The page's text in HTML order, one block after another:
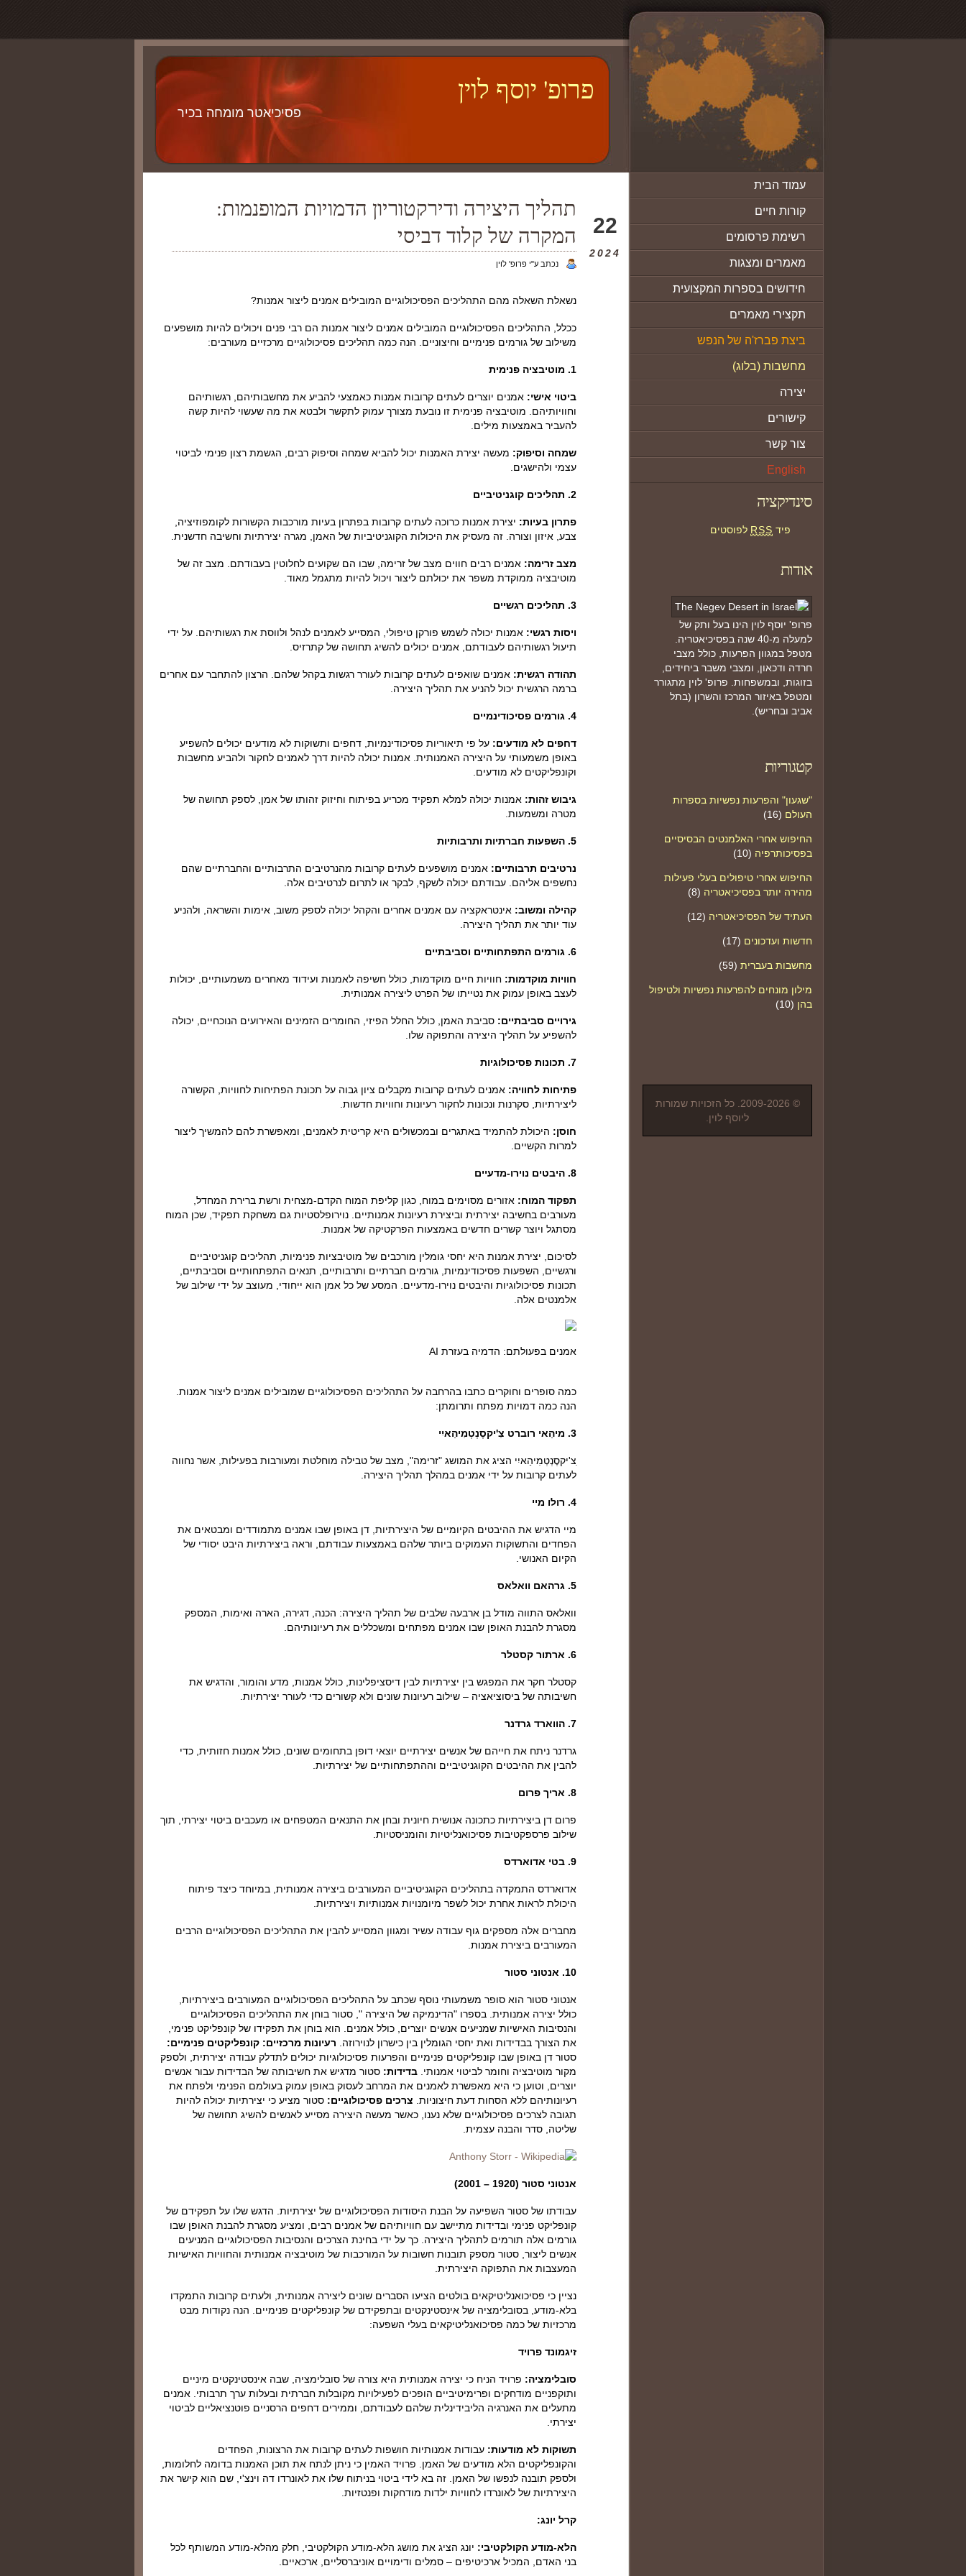
עמוד הבית
קורות חיים
רשימת פרסומים
מאמרים ומצגות
חידושים בספרות המקצועית
תקצירי מאמרים
ביצת פברז'ה של הנפש
מחשבות (בלוג)
יצירה
קישורים
צור קשר
English
סינדיקציה
פיד RSS לפוסטים
אודות
פרופ' יוסף לוין הינו בעל ותק של
למעלה מ-40 שנה בפסיכיאטריה.
מטפל במגוון הפרעות, כולל מצבי
חרדה ודכאון, ומצבי משבר ביחידים,
בזוגות, ובמשפחות. פרופ' לוין מתגורר
ומטפל באיזור המרכז והשרון (בתל
אביב ובחריש).
קטגוריות
"שגעון" והפרעות נפשיות בספרות
העולם (16)
החיפוש אחרי האלמנטים הבסיסיים
בפסיכותרפיה (10)
החיפוש אחרי טיפולים בעלי פעילות
מהירה יותר בפסיכיאטריה (8)
העתיד של הפסיכיאטריה (12)
חדשות ועדכונים (17)
מחשבות בעברית (59)
מילון מונחים להפרעות נפשיות ולטיפול
בהן (10)
© 2009-2026. כל הזכויות שמורות
ליוסף לוין.
פרופ' יוסף לוין
פסיכיאטר מומחה בכיר
22
2024
תהליך היצירה ודירקטוריון הדמויות המופנמות:
המקרה של קלוד דביסי
נכתב ע"י פרופ' לוין
נשאלת השאלה מהם התהליכים הפסיכולוגיים המובילים אמנים ליצור אמנות?
ככלל, התהליכים הפסיכולוגיים המובילים אמנים ליצור אמנות הם רבי פנים ויכולים להיות מושפעים
משילוב של גורמים פנימיים וחיצוניים. הנה כמה תהליכים פסיכולוגיים מרכזיים מעורבים:
1. מוטיבציה פנימית
ביטוי אישי: אמנים יוצרים לעתים קרובות אמנות כאמצעי להביע את מחשבותיהם, רגשותיהם
וחוויותיהם. מוטיבציה פנימית זו נובעת מצורך עמוק לתקשר ולבטא את מה שעשוי להיות קשה
להעביר באמצעות מילים.
שמחה וסיפוק: מעשה יצירת האמנות יכול להביא שמחה וסיפוק רבים, הגשמת רצון פנימי לביטוי
עצמי ולהישגים.
2. תהליכים קוגניטיביים
פתרון בעיות: יצירת אמנות כרוכה לעתים קרובות בפתרון בעיות מורכבות הקשורות לקומפוזיציה,
צבע, איזון וצורה. זה מעסיק את היכולות הקוגניטיביות של האמן, מגרה יצירתיות וחשיבה חדשנית.
מצב זרימה: אמנים רבים חווים מצב של זרימה, שבו הם שקועים לחלוטין בעבודתם. מצב זה של
מוטיבציה ממוקדת משפר את יכולתם ליצור ויכול להיות מתגמל מאוד.
3. תהליכים רגשיים
ויסות רגשי: אמנות יכולה לשמש פורקן טיפולי, המסייע לאמנים לנהל ולווסת את רגשותיהם. על ידי
תיעול רגשותיהם לעבודתם, אמנים יכולים להשיג תחושה של קתרזיס.
תהודה רגשית: אמנים שואפים לעתים קרובות לעורר רגשות בקהל שלהם. הרצון להתחבר עם אחרים
ברמה הרגשית יכול להניע את תהליך היצירה.
4. גורמים פסיכודינמיים
דחפים לא מודעים: על פי תיאוריות פסיכודינמיות, דחפים ותשוקות לא מודעים יכולים להשפיע
באופן משמעותי על היצירה האמנותית. אמנות יכולה להיות דרך לאמנים לחקור ולהביע מחשבות
וקונפליקטים לא מודעים.
גיבוש זהות: אמנות יכולה למלא תפקיד מכריע בפיתוח וחיזוק זהותו של אמן, לספק תחושה של
מטרה ומשמעות.
5. השפעות חברתיות ותרבותיות
נרטיבים תרבותיים: אמנים מושפעים לעתים קרובות מהנרטיבים התרבותיים והחברתיים שהם
נחשפים אליהם. עבודתם יכולה לשקף, לבקר או לתרום לנרטיבים אלה.
קהילה ומשוב: אינטראקציה עם אמנים אחרים והקהל יכולה לספק משוב, אימות והשראה, ולהניע
עוד יותר את תהליך היצירה.
6. גורמים התפתחותיים וסביבתיים
חוויות מוקדמות: חוויות חיים מוקדמות, כולל חשיפה לאמנות ועידוד מאחרים משמעותיים, יכולות
לעצב באופן עמוק את נטייתו של הפרט ליצירה אמנותית.
גירויים סביבתיים: סביבת האמן, כולל החלל הפיזי, החומרים הזמינים והאירועים הנוכחיים, יכולה
להשפיע על תהליך היצירה והתפוקה שלו.
7. תכונות פסיכולוגיות
פתיחות לחוויה: אמנים לעתים קרובות מקבלים ציון גבוה על תכונת הפתיחות לחוויות, הקשורה
ליצירתיות, סקרנות ונכונות לחקור רעיונות וחוויות חדשות.
חוסן: היכולת להתמיד באתגרים ובמכשולים היא קריטית לאמנים, ומאפשרת להם להמשיך ליצור
למרות הקשיים.
8. היבטים נוירו-מדעיים
תפקוד המוח: אזורים מסוימים במוח, כגון קליפת המוח הקדם-מצחית ורשת ברירת המחדל,
מעורבים בחשיבה יצירתית וביצירת רעיונות אמנותיים. נוירופלסטיות גם משחקת תפקיד, שכן המוח
מסתגל ויוצר קשרים חדשים באמצעות הפרקטיקה של אמנות.
לסיכום, יצירת אמנות היא יחסי גומלין מורכבים של מוטיבציות פנימיות, תהליכים קוגניטיביים
ורגשיים, השפעות פסיכודינמיות, גורמים חברתיים ותרבותיים, תנאים התפתחותיים וסביבתיים,
תכונות פסיכולוגיות והיבטים נוירו-מדעיים. המסע של כל אמן הוא ייחודי, מעוצב על ידי שילוב של
אלמנטים אלה.
אמנים בפעולתם: הדמיה בעזרת AI
כמה סופרים וחוקרים כתבו בהרחבה על התהליכים הפסיכולוגיים שמובילים אמנים ליצור אמנות.
הנה כמה דמויות מפתח ותרומתן:
3. מיהַאי רוברט צִ'יקסֶנְטְמִיהַאיִי
צ'יקסֶנְטְמִיהַאיִי הציג את המושג "זרימה", מצב של טבילה מוחלטת ומעורבות בפעילות, אשר נחווה
לעתים קרובות על ידי אמנים במהלך תהליך היצירה.
4. רולו מיי
מיי הדגיש את ההיבטים הקיומיים של היצירתיות, דן באופן שבו אמנים מתמודדים ומבטאים את
הפחדים והתשוקות העמוקים ביותר שלהם באמצעות עבודתם, וראה ביצירתיות היבט יסודי של
הקיום האנושי.
5. גרהאם וואלאס
וואלאס התווה מודל בן ארבעה שלבים של תהליך היצירה: הכנה, דגירה, הארה ואימות, המספק
מסגרת להבנת האופן שבו אמנים מפתחים ומשכללים את רעיונותיהם.
6. ארתור קסטלר
קסטלר חקר את המפגש בין יצירתיות לבין דיסציפלינות, כולל אמנות, מדע והומור, והדגיש את
חשיבותה של ביסוציאציה – שילוב רעיונות שונים ולא קשורים כדי לעורר יצירתיות.
7. הווארד גרדנר
גרדנר ניתח את חייהם של אנשים יצירתיים יוצאי דופן בתחומים שונים, כולל אמנות חזותית, כדי
להבין את ההיבטים הקוגניטיביים וההתפתחותיים של יצירתיות.
8. אריך פרום
פרום דן ביצירתיות כתכונה אנושית חיונית ובחן את התנאים המטפחים או מעכבים ביטוי יצירתי, תוך
שילוב פרספקטיבות פסיכואנליטיות והומניסטיות.
9. בטי אדוארדס
אדוארדס התמקדה בתהליכים הקוגניטיביים המעורבים ביצירה אמנותית, במיוחד כיצד פיתוח
היכולת לראות אחרת יכול לשפר מיומנויות אמנותיות ויצירתיות.
מחברים אלה מספקים גוף עבודה עשיר ומגוון המסייע להבין את התהליכים הפסיכולוגיים הרבים
המעורבים ביצירת אמנות.
10. אנטוני סטור
אנטוני סטור הוא סופר משמעותי נוסף שכתב על התהליכים הפסיכולוגיים המעורבים ביצירתיות,
כולל יצירה אמנותית. בספרו "הדינמיקה של היצירה ", סטור בוחן את התהליכים הפסיכולוגיים
והנסיבות האישיות שמניעים אנשים יוצרים, כולל אמנים. הוא בוחן את תפקידו של קונפליקט פנימי,
את הצורך בבדידות ואת יחסי הגומלין בין כישרון לנוירוזה.
רעיונות מרכזיים: קונפליקטים פנימיים:
סטור דן באופן שבו קונפליקטים פנימיים והפרעות פסיכולוגיות יכולים לתדלק עבודה יצירתית, ולספק
מקור מוטיבציה וחומר לביטוי אמנותי. בדידות: סטור מדגיש את חשיבותה של הבדידות עבור אנשים
יוצרים, וטוען כי היא מאפשרת לאמנים את המרחב לעסוק באופן עמוק בעולמם הפנימי ולפתח את
רעיונותיהם ללא הסחות דעת חיצוניות. צרכים פסיכולוגיים: סטור מציע כי יצירתיות יכולה להיות
תגובה לצרכים פסיכולוגיים שלא נענו, כאשר מעשה היצירה מסייע לאנשים להשיג תחושה של
שליטה, סדר והבנה עצמית.
אנטוני סטור (1920 – 2001)
עבודתו של סטור השפיעה על הבנת היסודות הפסיכולוגיים של יצירתיות. הדגש שלו על תפקידם של
קונפליקט פנימי ובדידות מתיישב עם חוויותיהם של אמנים רבים, ומציע מסגרת להבנת האופן שבו
גורמים אלה תורמים לתהליך היצירה. כך על ידי בחינת הצרכים והנסיבות הפסיכולוגיים המניעים
אנשים ליצור, סטור מספק תובנות חשובות על המורכבות של מוטיבציה אמנותית והחוויות האישיות
המעצבות את התפוקה היצירתית.
נציין כי פסיכואנליטיקאים בולטים הציעו הסברים שונים ליצירה אמנותית, ולעתים קרובות התמקדו
בלא-מודע, בסובלימציה של אינסטינקטים ובתפקידם של קונפליקטים פנימיים. הנה נקודות מבט
מרכזיות של כמה פסיכואנליטיקאים בעלי השפעה:
זיגמונד פרויד
סובלימציה: פרויד הניח כי יצירה אמנותית היא צורה של סובלימציה, שבה אינסטינקטים מיניים
ותוקפניים מודחקים ופרימיטיביים הופכים לפעילויות מקובלות חברתית ובעלות ערך תרבותי. אמנים
מתעלים את האנרגיה הליבידינלית שלהם לעבודתם, וממירים דחפים הרסניים פוטנציאליים לביטוי
יצירתי.
תשוקות לא מודעות: עבודות אמנותיות חושפות לעתים קרובות את הרצונות, הפחדים
והקונפליקטים הלא מודעים של האמן. פרויד האמין כי ניתן לנתח את תוכן האמנות בדומה לחלומות,
ולספק תובנה לנפשו של האמן. זה בא לידי ביטוי בניתוח שלו את לאונרדו דה וינצ'י, שם הוא קישר את
היצירתיות של לאונרדו לחוויות ילדות מודחקות ופנטזיות.
קרל יונג:
הלא-מודע הקולקטיבי: יונג הציג את מושג הלא-מודע הקולקטיבי, חלק מהלא-מודע המשותף לכל
בני האדם, המכיל ארכיטיפים – סמלים ודימויים אוניברסליים, ארכאיים.